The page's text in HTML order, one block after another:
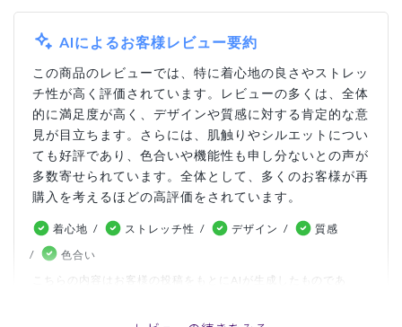
AIによるお客様レビュー要約
この商品のレビューでは、特に着心地の良さやストレッ
チ性が高く評価されています。レビューの多くは、全体
的に満足度が高く、デザインや質感に対する肯定的な意
見が目立ちます。さらには、肌触りやシルエットについ
ても好評であり、色合いや機能性も申し分ないとの声が
多数寄せられています。全体として、多くのお客様が再
購入を考えるほどの高評価をされています。
着心地 ストレッチ性 デザイン
質感
色合い
こちらの内容はお客様の投稿をもとにAIが生成したものであ